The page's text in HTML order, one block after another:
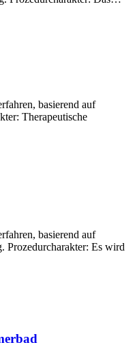
basierend auf
Therapeutische
basierend auf
Prozedurcharakter: Es wird